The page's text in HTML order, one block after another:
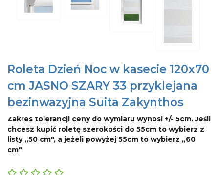
Roleta Dzień Noc w kasecie 120x70
cm JASNO SZARY 33 przyklejana
bezinwazyjna Suita Zakynthos
Zakres tolerancji ceny do wymiaru wynosi +/- 5cm. Jeśli
chcesz kupić roletę szerokości do 55cm to wybierz z
listy ,,50 cm", a jeżeli powyżej 55cm to wybierz ,,60
cm"